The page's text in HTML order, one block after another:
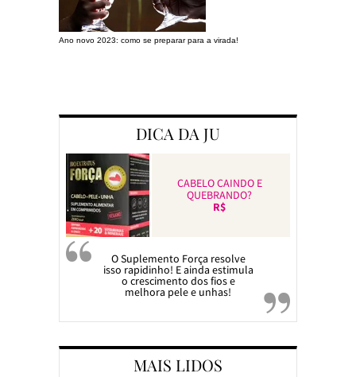
Ano novo 2023: como se preparar para a virada!
DICA DA JU
CABELO CAINDO E
QUEBRANDO?
R$
O Suplemento Força resolve
isso rapidinho! E ainda estimula
o crescimento dos fios e
melhora pele e unhas!
MAIS LIDOS